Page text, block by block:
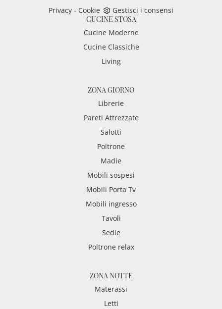
Privacy - Cookie
Gestisci i consensi
CUCINE STOSA
Cucine Moderne
Cucine Classiche
Living
ZONA GIORNO
Librerie
Pareti Attrezzate
Salotti
Poltrone
Madie
Mobili sospesi
Mobili Porta Tv
Mobili ingresso
Tavoli
Sedie
Poltrone relax
ZONA NOTTE
Materassi
Letti